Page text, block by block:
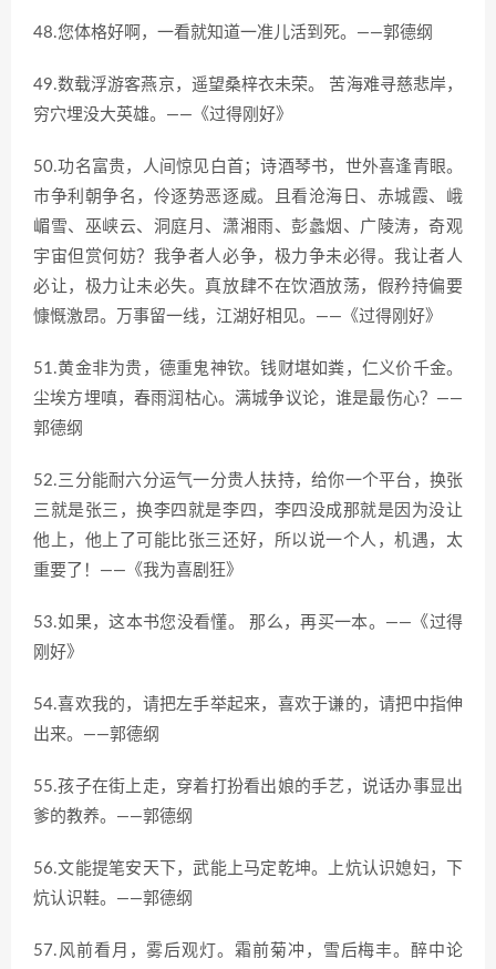
48.您体格好啊，一看就知道一准儿活到死。——郭德纲
49.数载浮游客燕京，遥望桑梓衣未荣。 苦海难寻慈悲岸，
穷穴埋没大英雄。——《过得刚好》
50.功名富贵，人间惊见白首；诗酒琴书，世外喜逢青眼。
巿争利朝争名，伶逐势恶逐威。且看沧海日、赤城霞、峨
嵋雪、巫峡云、洞庭月、潇湘雨、彭蠡烟、广陵涛，奇观
宇宙但赏何妨？我争者人必争，极力争未必得。我让者人
必让，极力让未必失。真放肆不在饮酒放荡，假矜持偏要
慷慨激昂。万事留一线，江湖好相见。——《过得刚好》
51.黄金非为贵，德重鬼神钦。钱财堪如粪，仁义价千金。
尘埃方埋嗔，春雨润枯心。满城争议论，谁是最伤心？——
郭德纲
52.三分能耐六分运气一分贵人扶持，给你一个平台，换张
三就是张三，换李四就是李四，李四没成那就是因为没让
他上，他上了可能比张三还好，所以说一个人，机遇，太
重要了！——《我为喜剧狂》
53.如果，这本书您没看懂。 那么，再买一本。——《过得
刚好》
54.喜欢我的，请把左手举起来，喜欢于谦的，请把中指伸
出来。——郭德纲
55.孩子在街上走，穿着打扮看出娘的手艺，说话办事显出
爹的教养。——郭德纲
56.文能提笔安天下，武能上马定乾坤。上炕认识媳妇，下
炕认识鞋。——郭德纲
57.风前看月，雾后观灯。霜前菊冲，雪后梅丰。醉中论